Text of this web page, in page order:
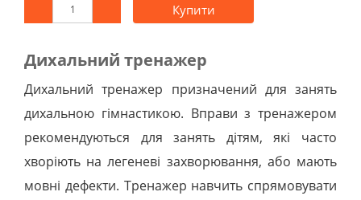
Купити
Дихальний тренажер
Дихальний тренажер призначений для занять
дихальною гімнастикою. Вправи з тренажером
рекомендуються для занять дітям, які часто
хворіють на легеневі захворювання, або мають
мовні дефекти. Тренажер навчить спрямовувати